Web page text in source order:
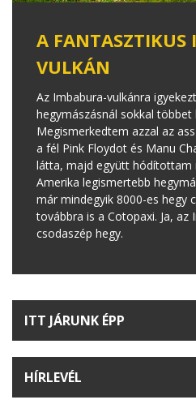
A FANTASZTIKUS
VULKÁN
Az Imbabura-vulkánra
hegymászásnál sokkal többet
Megismerkedtem azzal az
a fél Pink Floydot és Manu
látta, majd együtt hódítottam
Amerika legismertebb
már mindegyik 8000-es hegy
továbbra is a Cotopaxi. Ja, az
csodaszép hegy.
ITT JÁRUNK ÉPP
HÍRLEVÉL